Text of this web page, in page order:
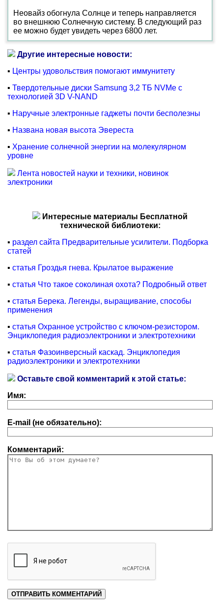
Неовайз обогнула Солнце и теперь направляется
во внешнюю Солнечную систему. В следующий раз
ее можно будет увидеть через 6800 лет.
Другие интересные новости:
▪ Центры удовольствия помогают иммунитету
▪ Твердотельные диски Samsung 3,2 ТБ NVMe с
технологией 3D V-NAND
▪ Наручные электронные гаджеты почти бесполезны
▪ Названа новая высота Эвереста
▪ Хранение солнечной энергии на молекулярном
уровне
Лента новостей науки и техники, новинок
электроники
Интересные материалы Бесплатной
технической библиотеки:
▪ раздел сайта Предварительные усилители. Подборка
статей
▪ статья Гроздья гнева. Крылатое выражение
▪ статья Что такое соколиная охота? Подробный ответ
▪ статья Берека. Легенды, выращивание, способы
применения
▪ статья Охранное устройство с ключом-резистором.
Энциклопедия радиоэлектроники и электротехники
▪ статья Фазоинверсный каскад. Энциклопедия
радиоэлектроники и электротехники
Оставьте свой комментарий к этой статье:
Имя:
E-mail (не обязательно):
Комментарий: